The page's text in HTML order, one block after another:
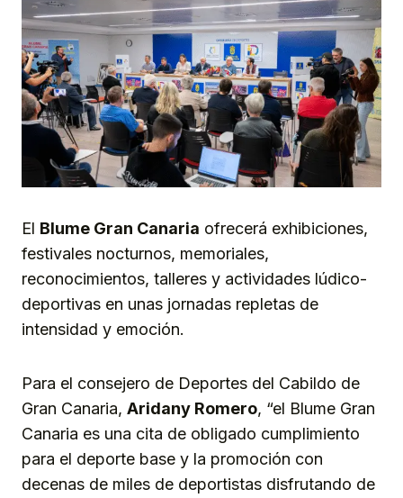
El Blume Gran Canaria ofrecerá exhibiciones,
festivales nocturnos, memoriales,
reconocimientos, talleres y actividades lúdico-
deportivas en unas jornadas repletas de
intensidad y emoción.
Para el consejero de Deportes del Cabildo de
Gran Canaria, Aridany Romero, “el Blume Gran
Canaria es una cita de obligado cumplimiento
para el deporte base y la promoción con
decenas de miles de deportistas disfrutando de